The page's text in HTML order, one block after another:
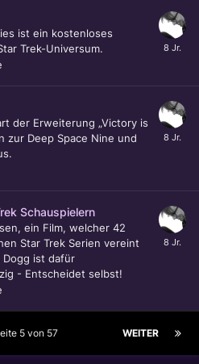
ist ein kostenloses
Trek-Universum.
der Erweiterung „Victory is
zur Deep Space Nine und
Schauspielern
ein Film, welcher 42
Star Trek Serien vereint
Dogg ist dafür
- Entscheidet selbst!
WEITER
5 von 57